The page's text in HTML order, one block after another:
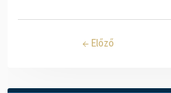
← Előző